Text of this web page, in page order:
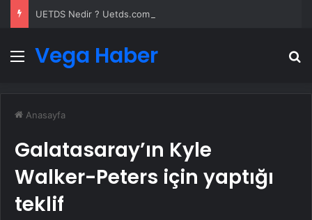
Menü
Vega Haber
Anasayfa
Galatasaray’ın Kyle
Walker-Peters için yaptığı
teklif